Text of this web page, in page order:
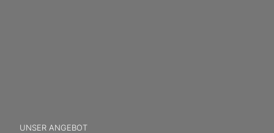
UNSER ANGEBOT